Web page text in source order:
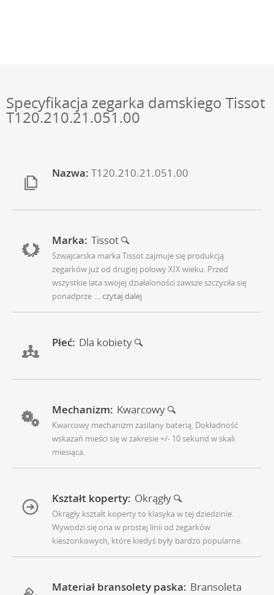
Specyfikacja zegarka damskiego Tissot
T120.210.21.051.00
Nazwa: T120.210.21.051.00
Marka: Tissot
Szwajcarska marka Tissot zajmuje się produkcją
zegarków już od drugiej połowy XIX wieku. Przed
wszystkie lata swojej działaloności zawsze szczyciła się
ponadprze ... czytaj dalej
Płeć: Dla kobiety
Mechanizm: Kwarcowy
Kwarcowy mechanizm zasilany baterią. Dokładność
wskazań mieści się w zakresie +/- 10 sekund w skali
miesiąca.
Kształt koperty: Okrągły
Okrągły kształt koperty to klasyka w tej dziedzinie.
Wywodzi się ona w prostej linii od zegarków
kieszonkowych, które kiedyś były bardzo popularne.
Materiał bransolety paska: Bransoleta